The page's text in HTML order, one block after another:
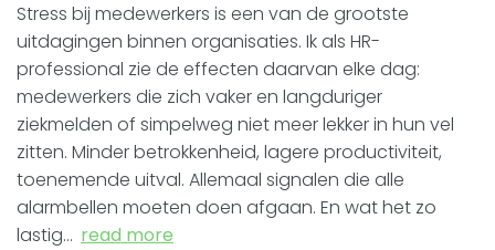
Stress bij medewerkers is een van de grootste
uitdagingen binnen organisaties. Ik als HR-
professional zie de effecten daarvan elke dag:
medewerkers die zich vaker en langduriger
ziekmelden of simpelweg niet meer lekker in hun vel
zitten. Minder betrokkenheid, lagere productiviteit,
toenemende uitval. Allemaal signalen die alle
alarmbellen moeten doen afgaan. En wat het zo
lastig… read more